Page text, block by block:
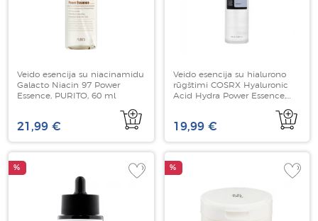
Veido esencija su niacinamidu
Galacto Niacin 97 Power
Essence, PURITO, 60 ml
21,99 €
Veido esencija su hialurono
rūgštimi COSRX Hyaluronic
Acid Hydra Power Essence,
19,99 €
% %